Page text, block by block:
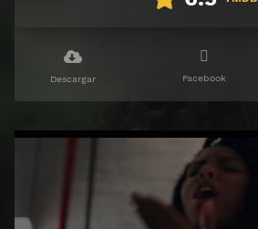
Descargar Facebook